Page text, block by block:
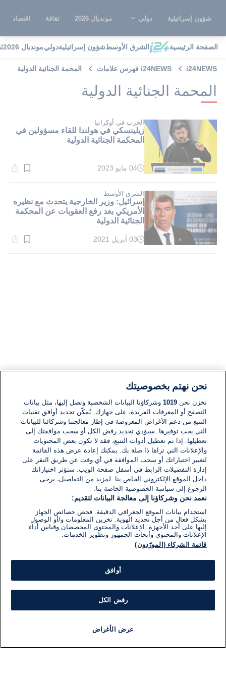
شؤون إسرائيلية دولي مونديال 2026 ثقافة اقتصاد
الصفحة الرئيسية الشرق الأوسطشؤون إسرائيليةدوليمونديال 2026
i24NEWS i24NEWS فهرس علامات المحمة الجنائية الدولية
المحمة الجنائية الدولية
الحرب في أوكرانيا
زيلينسكي في هولندا للقاء مسؤولين في
المحكمة الجنائية الدولية
وقت
دقيقة.
04 مايو 2023
الشرق الأوسط
إسرائيل: وزير الخارجية يتحدث مع نظيره
الأمريكي بعد رفع العقوبات عن المحكمة
الجنائية الدولية
وقت
03 أبريل 2021
نحن نهتم بخصوصيتك
نخزن نحن1019 وشركاؤنا البيانات الشخصية ونصل إليها، مثل بيانات
التصفح أو المعرفات الفريدة، على جهازك. يُمكّن تحديد أوافق تقنيات
التتبع من دعم الأغراض المعروضة في إطار معالجتنا وشركائنا للبيانات
التي يجب توفيرها. سيؤدي تحديد رفض الكل أو سحب موافقتك إلى
تعطيلها. إذا تم تعطيل أدوات التتبع، فقد لا تكون بعض المحتويات
والإعلانات التي تراها ذا صلة بك. يمكنك إعادة عرض هذه القائمة
لتغيير اختياراتك أو سحب الموافقة في أي وقت عن طريق النقر على
إدارة التفضيلات الرابط في أسفل صفحة الويب. ستؤثر اختياراتك
داخل الموقع الإلكتروني الخاص بنا. لمزيد من التفاصيل، يرجى
الرجوع إلى سياسة الخصوصية الخاصة بنا.
نعمد نحن وشركاؤنا إلى معالجة البيانات لتقديم:
استخدام بيانات الموقع الجغرافي الدقيقة. فحص خصائص الجهاز
بشكل فعال من أجل تحديد الهوية. تخزين المعلومات و/أو الوصول
إليها على أحد الأجهزة. الإعلانات والمحتوى المخصصان وقياس أداء
الإعلانات والمحتوى وأبحاث الجمهور وتطوير الخدمات.
قائمة الشركاء (المورّدون)
أوافق
رفض الكل
عرض الأغراض